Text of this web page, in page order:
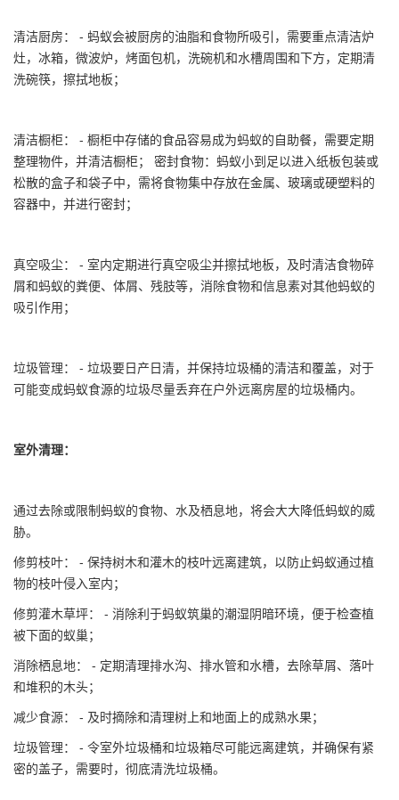
清洁厨房： - 蚂蚁会被厨房的油脂和食物所吸引，需要重点清洁炉
灶，冰箱，微波炉，烤面包机，洗碗机和水槽周围和下方，定期清
洗碗筷，擦拭地板；
清洁橱柜： - 橱柜中存储的食品容易成为蚂蚁的自助餐，需要定期
整理物件，并清洁橱柜； 密封食物：蚂蚁小到足以进入纸板包装或
松散的盒子和袋子中，需将食物集中存放在金属、玻璃或硬塑料的
容器中，并进行密封；
真空吸尘： - 室内定期进行真空吸尘并擦拭地板，及时清洁食物碎
屑和蚂蚁的粪便、体屑、残肢等，消除食物和信息素对其他蚂蚁的
吸引作用；
垃圾管理： - 垃圾要日产日清，并保持垃圾桶的清洁和覆盖，对于
可能变成蚂蚁食源的垃圾尽量丢弃在户外远离房屋的垃圾桶内。
室外清理：
通过去除或限制蚂蚁的食物、水及栖息地，将会大大降低蚂蚁的威
胁。
修剪枝叶： - 保持树木和灌木的枝叶远离建筑，以防止蚂蚁通过植
物的枝叶侵入室内；
修剪灌木草坪： - 消除利于蚂蚁筑巢的潮湿阴暗环境，便于检查植
被下面的蚁巢；
消除栖息地： - 定期清理排水沟、排水管和水槽，去除草屑、落叶
和堆积的木头；
减少食源： - 及时摘除和清理树上和地面上的成熟水果；
垃圾管理： - 令室外垃圾桶和垃圾箱尽可能远离建筑，并确保有紧
密的盖子，需要时，彻底清洗垃圾桶。